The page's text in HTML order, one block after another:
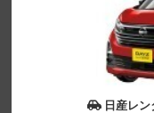
日産レン